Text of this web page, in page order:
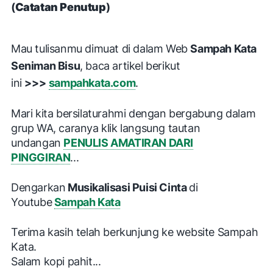
(Catatan Penutup)
Mau tulisanmu dimuat di dalam WebSampah Kata
Seniman Bisu, baca artikel berikut
ini >>> sampahkata.com.
Mari kita bersilaturahmi dengan bergabung dalam
grup WA, caranya klik langsung tautan
undangan PENULIS AMATIRAN DARI
PINGGIRAN...
Dengarkan Musikalisasi Puisi Cinta di
YoutubeSampah Kata
Terima kasih telah berkunjung ke website Sampah
Kata.
Salam kopi pahit...